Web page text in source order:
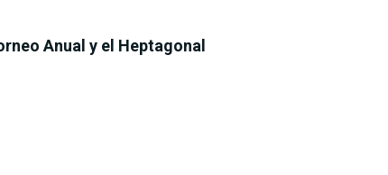
Anual y el Heptagonal